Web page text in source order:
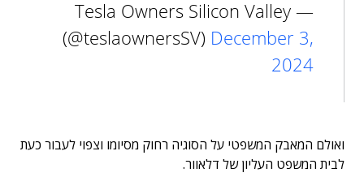
— Tesla Owners Silicon Valley
(@teslaownersSV) December 3,
2024
ואולם המאבק המשפטי על הסוגיה רחוק מסיומו וצפוי לעבור כעת
לבית המשפט העליון של דלאוור.